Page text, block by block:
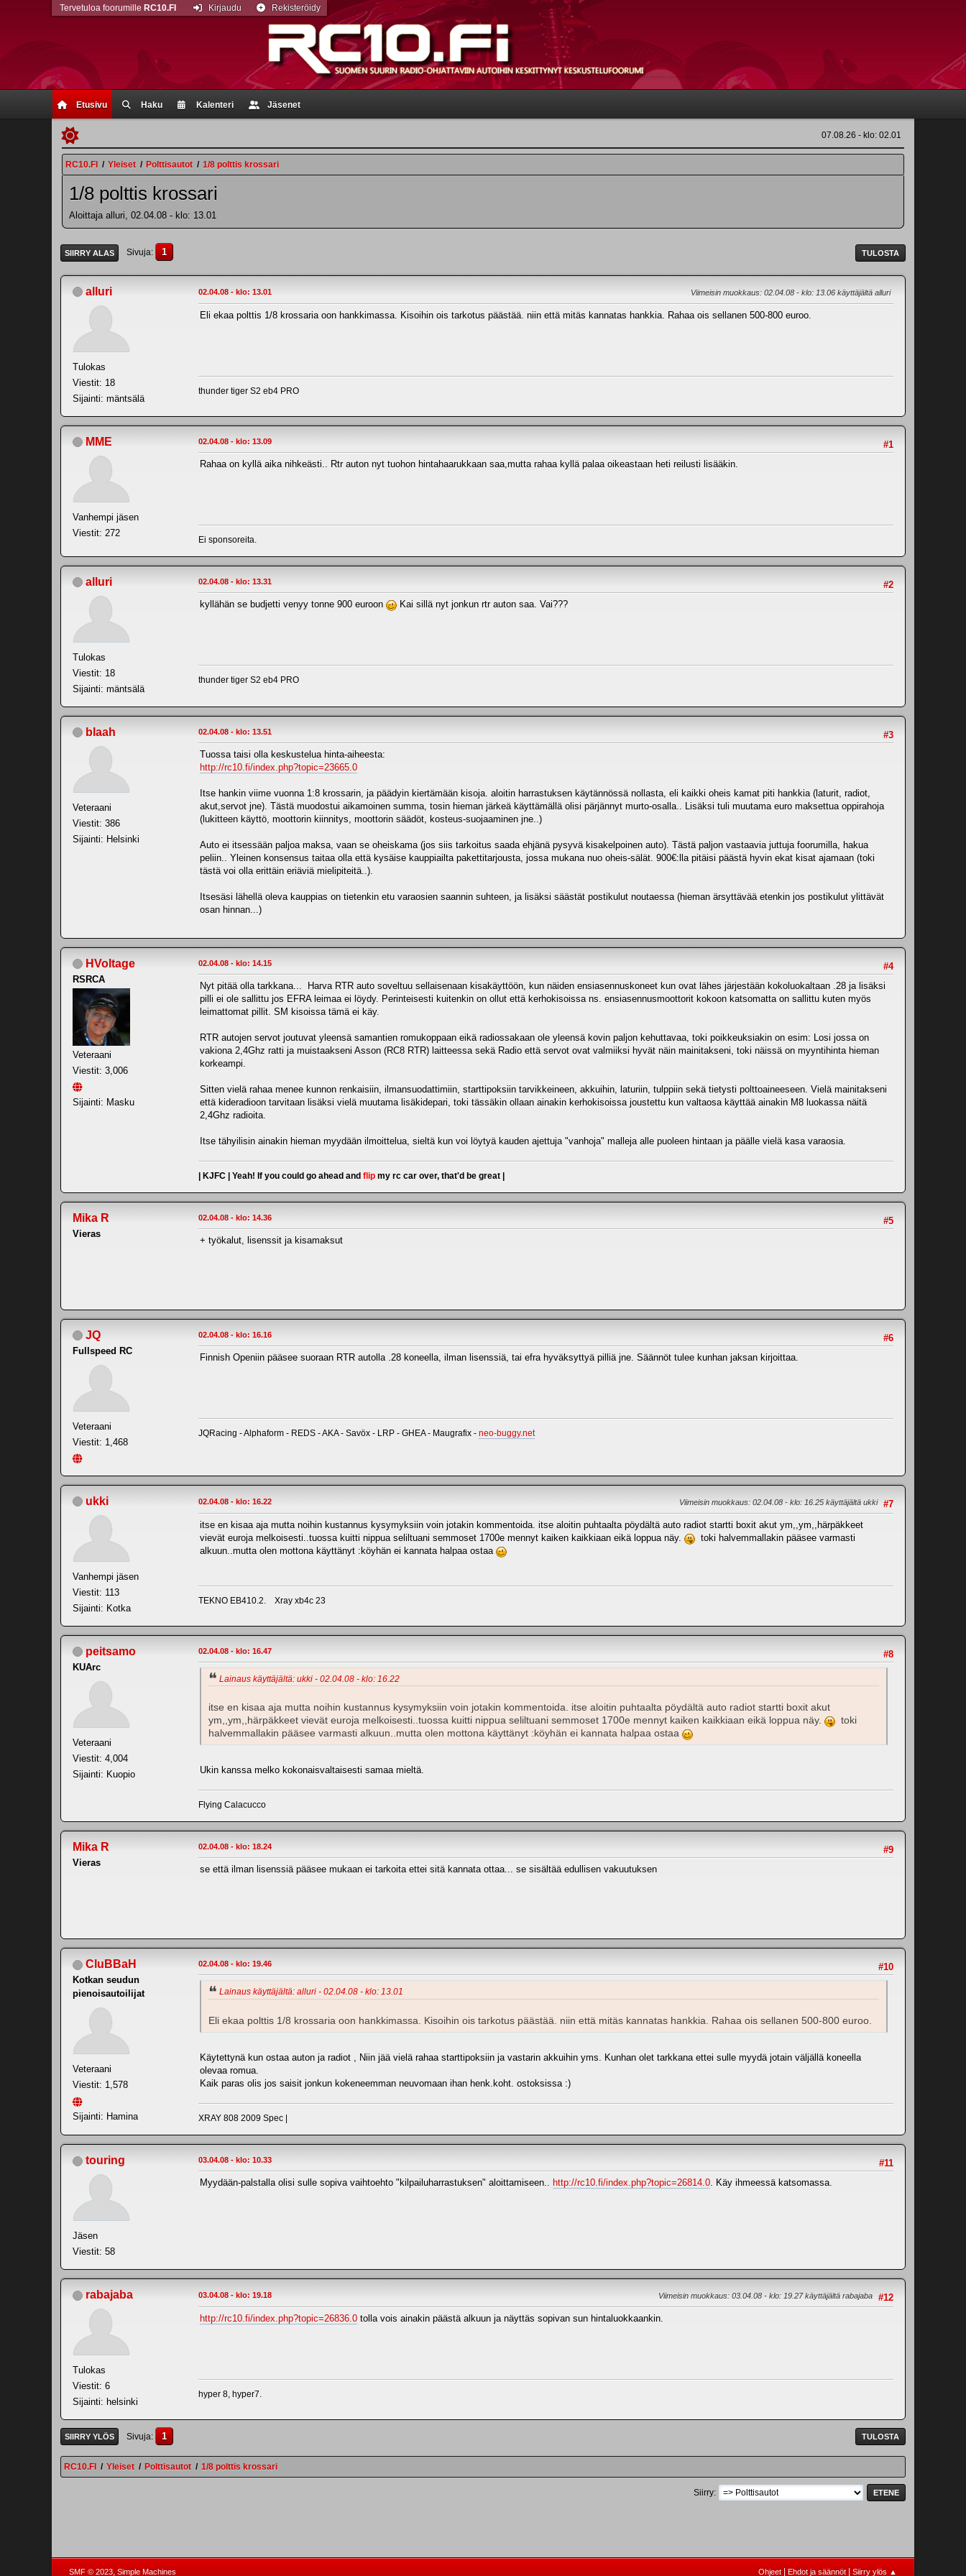
Etusivu Haku Kalenteri Jäsenet
Tervetuloa foorumille RC10.FI Kirjaudu Rekisteröidy
07.08.26 - klo: 02.01
RC10.FI / Yleiset / Polttisautot / 1/8 polttis krossari
1/8 polttis krossari
Aloittaja alluri, 02.04.08 - klo: 13.01
TULOSTA
SIIRRY ALAS Sivuja 1
alluri
Tulokas
Viestit: 18
Sijainti: mäntsälä
02.04.08 - klo: 13.01 Viimeisin muokkaus: 02.04.08 - klo: 13.06 käyttäjältä alluri
Eli ekaa polttis 1/8 krossaria oon hankkimassa. Kisoihin ois tarkotus päästää. niin että mitäs kannatas hankkia. Rahaa ois sellanen 500-800 euroo.
thunder tiger S2 eb4 PRO
MME
Vanhempi jäsen
Viestit: 272
#1
02.04.08 - klo: 13.09
Rahaa on kyllä aika nihkeästi.. Rtr auton nyt tuohon hintahaarukkaan saa,mutta rahaa kyllä palaa oikeastaan heti reilusti lisääkin.
Ei sponsoreita.
alluri
Tulokas
Viestit: 18
Sijainti: mäntsälä
#2
02.04.08 - klo: 13.31
kyllähän se budjetti venyy tonne 900 euroon Kai sillä nyt jonkun rtr auton saa. Vai???
thunder tiger S2 eb4 PRO
blaah
Veteraani
Viestit: 386
Sijainti: Helsinki
#3
02.04.08 - klo: 13.51
Tuossa taisi olla keskustelua hinta-aiheesta:
http://rc10.fi/index.php?topic=23665.0
Itse hankin viime vuonna 1:8 krossarin, ja päädyin kiertämään kisoja. aloitin harrastuksen käytännössä nollasta, eli kaikki oheis kamat piti hankkia (laturit, radiot,
akut,servot jne). Tästä muodostui aikamoinen summa, tosin hieman järkeä käyttämällä olisi pärjännyt murto-osalla.. Lisäksi tuli muutama euro maksettua oppirahoja
(lukitteen käyttö, moottorin kiinnitys, moottorin säädöt, kosteus-suojaaminen jne..)
Auto ei itsessään paljoa maksa, vaan se oheiskama (jos siis tarkoitus saada ehjänä pysyvä kisakelpoinen auto). Tästä paljon vastaavia juttuja foorumilla, hakua
peliin.. Yleinen konsensus taitaa olla että kysäise kauppiailta pakettitarjousta, jossa mukana nuo oheis-sälät. 900€:lla pitäisi päästä hyvin ekat kisat ajamaan (toki
tästä voi olla erittäin eriäviä mielipiteitä..).
Itsesäsi lähellä oleva kauppias on tietenkin etu varaosien saannin suhteen, ja lisäksi säästät postikulut noutaessa (hieman ärsyttävää etenkin jos postikulut ylittävät
osan hinnan...)
HVoltage
RSRCA
Veteraani
Viestit: 3,006
Sijainti: Masku
#4
02.04.08 - klo: 14.15
Nyt pitää olla tarkkana... Harva RTR auto soveltuu sellaisenaan kisakäyttöön, kun näiden ensiasennuskoneet kun ovat lähes järjestään kokoluokaltaan .28 ja lisäksi
pilli ei ole sallittu jos EFRA leimaa ei löydy. Perinteisesti kuitenkin on ollut että kerhokisoissa ns. ensiasennusmoottorit kokoon katsomatta on sallittu kuten myös
leimattomat pillit. SM kisoissa tämä ei käy.
RTR autojen servot joutuvat yleensä samantien romukoppaan eikä radiossakaan ole yleensä kovin paljon kehuttavaa, toki poikkeuksiakin on esim: Losi jossa on
vakiona 2,4Ghz ratti ja muistaakseni Asson (RC8 RTR) laitteessa sekä Radio että servot ovat valmiiksi hyvät näin mainitakseni, toki näissä on myyntihinta hieman
korkeampi.
Sitten vielä rahaa menee kunnon renkaisiin, ilmansuodattimiin, starttipoksiin tarvikkeineen, akkuihin, laturiin, tulppiin sekä tietysti polttoaineeseen. Vielä mainitakseni
että kideradioon tarvitaan lisäksi vielä muutama lisäkidepari, toki tässäkin ollaan ainakin kerhokisoissa joustettu kun valtaosa käyttää ainakin M8 luokassa näitä
2,4Ghz radioita.
Itse tähyilisin ainakin hieman myydään ilmoittelua, sieltä kun voi löytyä kauden ajettuja "vanhoja" malleja alle puoleen hintaan ja päälle vielä kasa varaosia.
| KJFC | Yeah! If you could go ahead and flip my rc car over, that'd be great |
Mika R
Vieras
#5
02.04.08 - klo: 14.36
+ työkalut, lisenssit ja kisamaksut
JQ
Fullspeed RC
Veteraani
Viestit: 1,468
#6
02.04.08 - klo: 16.16
Finnish Openiin pääsee suoraan RTR autolla .28 koneella, ilman lisenssiä, tai efra hyväksyttyä pilliä jne. Säännöt tulee kunhan jaksan kirjoittaa.
JQRacing - Alphaform - REDS - AKA - Savöx - LRP - GHEA - Maugrafix - neo-buggy.net
ukki
Vanhempi jäsen
Viestit: 113
Sijainti: Kotka
#7
02.04.08 - klo: 16.22 Viimeisin muokkaus: 02.04.08 - klo: 16.25 käyttäjältä ukki
itse en kisaa aja mutta noihin kustannus kysymyksiin voin jotakin kommentoida. itse aloitin puhtaalta pöydältä auto radiot startti boxit akut ym,,ym,,härpäkkeet
vievät euroja melkoisesti..tuossa kuitti nippua seliltuani semmoset 1700e mennyt kaiken kaikkiaan eikä loppua näy.
toki halvemmallakin pääsee varmasti
alkuun..mutta olen mottona käyttänyt :köyhän ei kannata halpaa ostaa
TEKNO EB410.2. Xray xb4c 23
peitsamo
KUArc
Veteraani
Viestit: 4,004
Sijainti: Kuopio
#8
02.04.08 - klo: 16.47
Lainaus käyttäjältä: ukki - 02.04.08 - klo: 16.22
itse en kisaa aja mutta noihin kustannus kysymyksiin voin jotakin kommentoida. itse aloitin puhtaalta pöydältä auto radiot startti boxit akut
ym,,ym,,härpäkkeet vievät euroja melkoisesti..tuossa kuitti nippua seliltuani semmoset 1700e mennyt kaiken kaikkiaan eikä loppua näy.
toki
halvemmallakin pääsee varmasti alkuun..mutta olen mottona käyttänyt :köyhän ei kannata halpaa ostaa
Ukin kanssa melko kokonaisvaltaisesti samaa mieltä.
Flying Calacucco
Mika R
Vieras
#9
02.04.08 - klo: 18.24
se että ilman lisenssiä pääsee mukaan ei tarkoita ettei sitä kannata ottaa... se sisältää edullisen vakuutuksen
CluBBaH
Kotkan seudun
pienoisautoilijat
Veteraani
Viestit: 1,578
Sijainti: Hamina
#10
02.04.08 - klo: 19.46
Lainaus käyttäjältä: alluri - 02.04.08 - klo: 13.01
Eli ekaa polttis 1/8 krossaria oon hankkimassa. Kisoihin ois tarkotus päästää. niin että mitäs kannatas hankkia. Rahaa ois sellanen 500-800 euroo.
Käytettynä kun ostaa auton ja radiot , Niin jää vielä rahaa starttipoksiin ja vastarin akkuihin yms. Kunhan olet tarkkana ettei sulle myydä jotain väljällä koneella
olevaa romua.
Kaik paras olis jos saisit jonkun kokeneemman neuvomaan ihan henk.koht. ostoksissa :)
XRAY 808 2009 Spec |
touring
Jäsen
Viestit: 58
#11
03.04.08 - klo: 10.33
Myydään-palstalla olisi sulle sopiva vaihtoehto "kilpailuharrastuksen" aloittamiseen.. http://rc10.fi/index.php?topic=26814.0. Käy ihmeessä katsomassa.
rabajaba
Tulokas
Viestit: 6
Sijainti: helsinki
#12
03.04.08 - klo: 19.18 Viimeisin muokkaus: 03.04.08 - klo: 19.27 käyttäjältä rabajaba
http://rc10.fi/index.php?topic=26836.0 tolla vois ainakin päästä alkuun ja näyttäs sopivan sun hintaluokkaankin.
hyper 8, hyper7.
TULOSTA
SIIRRY YLÖS Sivuja 1
RC10.FI / Yleiset / Polttisautot / 1/8 polttis krossari
Siirry
Ohjeet Ehdot ja säännöt Siirry ylös ▲
SMF © 2023, Simple Machines